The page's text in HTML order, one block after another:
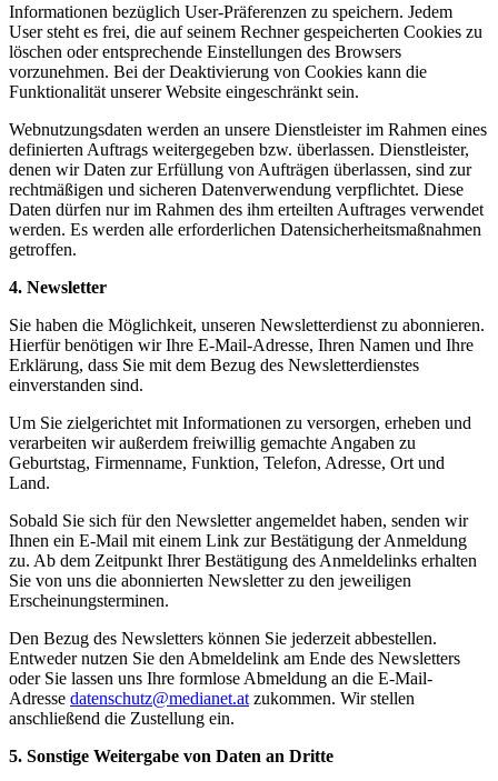
Informationen bezüglich User-Präferenzen zu speichern. Jedem
User steht es frei, die auf seinem Rechner gespeicherten Cookies zu
löschen oder entsprechende Einstellungen des Browsers
vorzunehmen. Bei der Deaktivierung von Cookies kann die
Funktionalität unserer Website eingeschränkt sein.
Webnutzungsdaten werden an unsere Dienstleister im Rahmen eines
definierten Auftrags weitergegeben bzw. überlassen. Dienstleister,
denen wir Daten zur Erfüllung von Aufträgen überlassen, sind zur
rechtmäßigen und sicheren Datenverwendung verpflichtet. Diese
Daten dürfen nur im Rahmen des ihm erteilten Auftrages verwendet
werden. Es werden alle erforderlichen Datensicherheitsmaßnahmen
getroffen.
4. Newsletter
Sie haben die Möglichkeit, unseren Newsletterdienst zu abonnieren.
Hierfür benötigen wir Ihre E-Mail-Adresse, Ihren Namen und Ihre
Erklärung, dass Sie mit dem Bezug des Newsletterdienstes
einverstanden sind.
Um Sie zielgerichtet mit Informationen zu versorgen, erheben und
verarbeiten wir außerdem freiwillig gemachte Angaben zu
Geburtstag, Firmenname, Funktion, Telefon, Adresse, Ort und
Land.
Sobald Sie sich für den Newsletter angemeldet haben, senden wir
Ihnen ein E-Mail mit einem Link zur Bestätigung der Anmeldung
zu. Ab dem Zeitpunkt Ihrer Bestätigung des Anmeldelinks erhalten
Sie von uns die abonnierten Newsletter zu den jeweiligen
Erscheinungsterminen.
Den Bezug des Newsletters können Sie jederzeit abbestellen.
Entweder nutzen Sie den Abmeldelink am Ende des Newsletters
oder Sie lassen uns Ihre formlose Abmeldung an die E-Mail-
Adresse datenschutz@medianet.at zukommen. Wir stellen
anschließend die Zustellung ein.
5. Sonstige Weitergabe von Daten an Dritte